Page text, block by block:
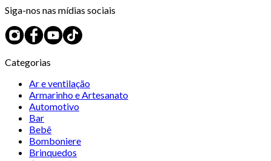
Siga-nos nas mídias sociais
Categorias
Ar e ventilação
Armarinho e Artesanato
Automotivo
Bar
Bebê
Bomboniere
Brinquedos